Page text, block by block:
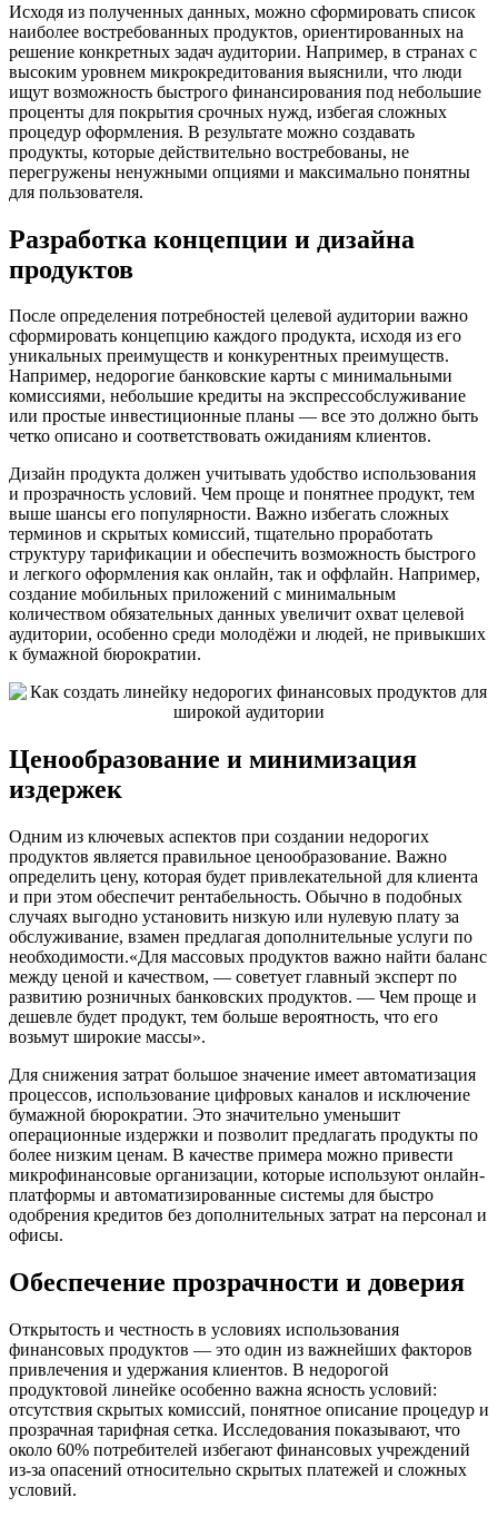
Исходя из полученных данных, можно сформировать список
наиболее востребованных продуктов, ориентированных на
решение конкретных задач аудитории. Например, в странах с
высоким уровнем микрокредитования выяснили, что люди
ищут возможность быстрого финансирования под небольшие
проценты для покрытия срочных нужд, избегая сложных
процедур оформления. В результате можно создавать
продукты, которые действительно востребованы, не
перегружены ненужными опциями и максимально понятны
для пользователя.
Разработка концепции и дизайна
продуктов
После определения потребностей целевой аудитории важно
сформировать концепцию каждого продукта, исходя из его
уникальных преимуществ и конкурентных преимуществ.
Например, недорогие банковские карты с минимальными
комиссиями, небольшие кредиты на экспрессобслуживание
или простые инвестиционные планы — все это должно быть
четко описано и соответствовать ожиданиям клиентов.
Дизайн продукта должен учитывать удобство использования
и прозрачность условий. Чем проще и понятнее продукт, тем
выше шансы его популярности. Важно избегать сложных
терминов и скрытых комиссий, тщательно проработать
структуру тарификации и обеспечить возможность быстрого
и легкого оформления как онлайн, так и оффлайн. Например,
создание мобильных приложений с минимальным
количеством обязательных данных увеличит охват целевой
аудитории, особенно среди молодёжи и людей, не привыкших
к бумажной бюрократии.
Ценообразование и минимизация
издержек
Одним из ключевых аспектов при создании недорогих
продуктов является правильное ценообразование. Важно
определить цену, которая будет привлекательной для клиента
и при этом обеспечит рентабельность. Обычно в подобных
случаях выгодно установить низкую или нулевую плату за
обслуживание, взамен предлагая дополнительные услуги по
необходимости.«Для массовых продуктов важно найти баланс
между ценой и качеством, — советует главный эксперт по
развитию розничных банковских продуктов. — Чем проще и
дешевле будет продукт, тем больше вероятность, что его
возьмут широкие массы».
Для снижения затрат большое значение имеет автоматизация
процессов, использование цифровых каналов и исключение
бумажной бюрократии. Это значительно уменьшит
операционные издержки и позволит предлагать продукты по
более низким ценам. В качестве примера можно привести
микрофинансовые организации, которые используют онлайн-
платформы и автоматизированные системы для быстро
одобрения кредитов без дополнительных затрат на персонал и
офисы.
Обеспечение прозрачности и доверия
Открытость и честность в условиях использования
финансовых продуктов — это один из важнейших факторов
привлечения и удержания клиентов. В недорогой
продуктовой линейке особенно важна ясность условий:
отсутствия скрытых комиссий, понятное описание процедур и
прозрачная тарифная сетка. Исследования показывают, что
около 60% потребителей избегают финансовых учреждений
из-за опасений относительно скрытых платежей и сложных
условий.